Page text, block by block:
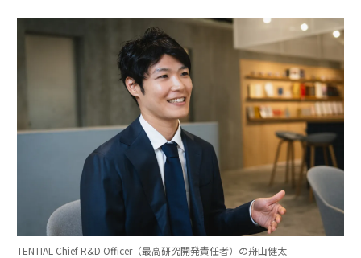
TENTIAL Chief R&D Officer（最高研究開発責任者）の舟山健太